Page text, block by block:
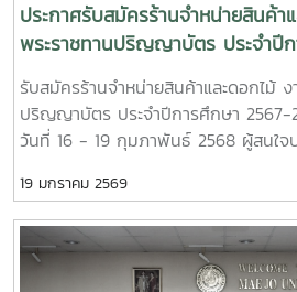
ประกาศรับสมัครร้านจำหน่ายสินค้า
พระราชทานปริญญาบัตร ประจำปี
(ครั้งที่ 48)
รับสมัครร้านจำหน่ายสินค้าและดอกไม้
ปริญญาบัตร ประจำปีการศึกษา 2567-
วันที่ 16 - 19 กุมภาพันธ์ 2568 ผู้สนใจ
กองบริหารงานทรัพย์สินและกิจการพิเศ
ชั้น 1 อ่านรายละเอียดเพิ่มเติมคลิก :
https://drive.google.com/drive/
usp=sharing สนใจพื้นที่จำหน่ายสินค้า แ
19 มกราคม 2569